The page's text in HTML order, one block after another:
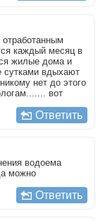
отработанным
каждый месяц в
жилые дома и
сутками вдыхают
нет до этого
вот
Ответить
водоема
можно
Ответить